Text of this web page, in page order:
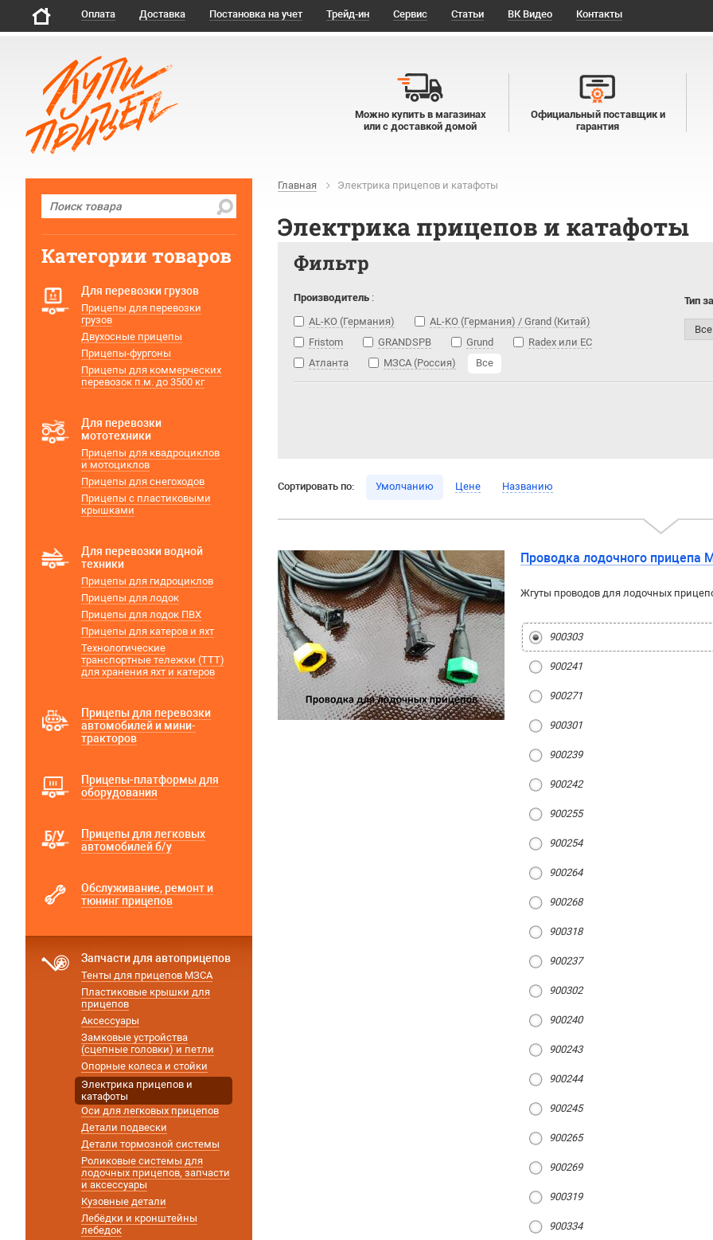
Оплата Доставка Постановка на учет Трейд-ин Сервис Статьи ВК Видео Контакты
Можно купить в магазинах
или с доставкой домой
Официальный поставщик и
гарантия
Главная Электрика прицепов и катафоты
Электрика прицепов и катафоты
Фильтр
Производитель :
AL-KO (Германия)
AL-KO (Германия) / Grand (Китай)
Fristom
GRANDSPB Grund
Radex или ЕС
Атланта
МЗСА (Россия) Все
Тип
Сортировать по: Умолчанию Цене Названию
Проводка лодочного прицепа
Жгуты проводов для лодочных
900303
900241
900271
900301
900239
900242
900255
900254
900264
900268
900318
900237
900302
900240
900243
900244
900245
900265
900269
900319
900334
Категории товаров
Для перевозки грузов
Прицепы для перевозки
грузов
Двухосные прицепы
Прицепы-фургоны
Прицепы для коммерческих
перевозок п.м. до 3500 кг
Для перевозки
мототехники
Прицепы для квадроциклов
и мотоциклов
Прицепы для снегоходов
Прицепы с пластиковыми
крышками
Для перевозки водной
техники
Прицепы для гидроциклов
Прицепы для лодок
Прицепы для лодок ПВХ
Прицепы для катеров и яхт
Технологические
транспортные тележки (ТТТ)
для хранения яхт и катеров
Прицепы для перевозки
автомобилей и мини-
тракторов
Прицепы-платформы для
оборудования
Прицепы для легковых
автомобилей б/у
Обслуживание, ремонт и
тюнинг прицепов
Запчасти для автоприцепов
Тенты для прицепов МЗСА
Пластиковые крышки для
прицепов
Аксессуары
Замковые устройства
(сцепные головки) и петли
Опорные колеса и стойки
Электрика прицепов и
катафоты
Оси для легковых прицепов
Детали подвески
Детали тормозной системы
Роликовые системы для
лодочных прицепов, запчасти
и аксессуары
Кузовные детали
Лебёдки и кронштейны
лебедок